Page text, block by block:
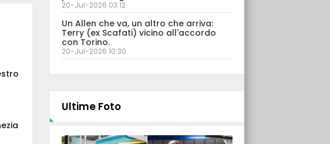
20-Jul-2026 03:12
Un Allen che va, un altro che arriva:
Terry (ex Scafati) vicino all'accordo
con Torino.
20-Jul-2026 10:30
Ultime Foto